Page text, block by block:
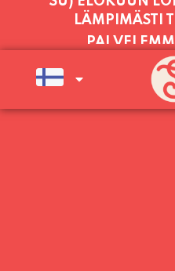
KLO 11-21)
SAAKKA JONKA
AVOINNA
SU) ELOKUUN
LÄMPIMÄSTI